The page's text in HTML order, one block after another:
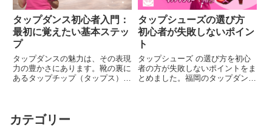
タップダンス初心者入門：
最初に覚えたい基本ステッ
プ
タップダンスの魅力は、その表現
力の豊かさにあります。靴の裏に
あるタップチップ（タップス）を
テップでも踊り方一つで全く違う
印象を与えることができます。
タップシューズの選び方
初心者が失敗しないポイン
ト
タップシューズ の選び方を初心
者の方が失敗しないポイントをま
とめました。福岡のタップダンス
カテゴリー